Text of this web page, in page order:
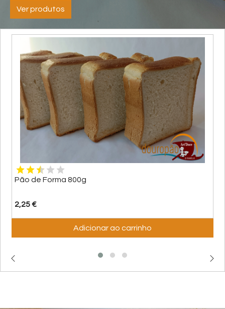
Ver produtos
Pão de Forma 800g
2,25 €
Adicionar ao carrinho